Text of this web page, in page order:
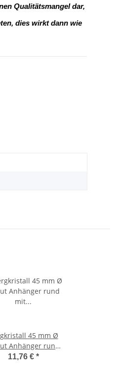
Qualitätsmangel dar,
dies wirkt dann wie
45 mm Ø
Anhänger rund
silberfarbigerm
11,76 € *